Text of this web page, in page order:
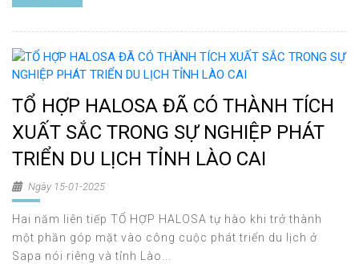
TỔ HỢP HALOSA ĐÃ CÓ THÀNH TÍCH
XUẤT SẮC TRONG SỰ NGHIỆP PHÁT
TRIỂN DU LỊCH TỈNH LÀO CAI
Ngày 15-01-2025
Hai năm liên tiếp TỔ HỢP HALOSA tự hào khi trở thành
một phần góp mặt vào công cuộc phát triển du lịch ở
Sapa nói riêng và tỉnh Lào...